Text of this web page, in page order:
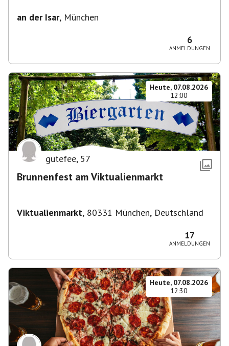
an der Isar, München
6
ANMELDUNGEN
Heute, 07.08.2026
12:00
gutefee, 57
Brunnenfest am Viktualienmarkt
Viktualienmarkt, 80331 München, Deutschland
17
ANMELDUNGEN
Heute, 07.08.2026
12:30